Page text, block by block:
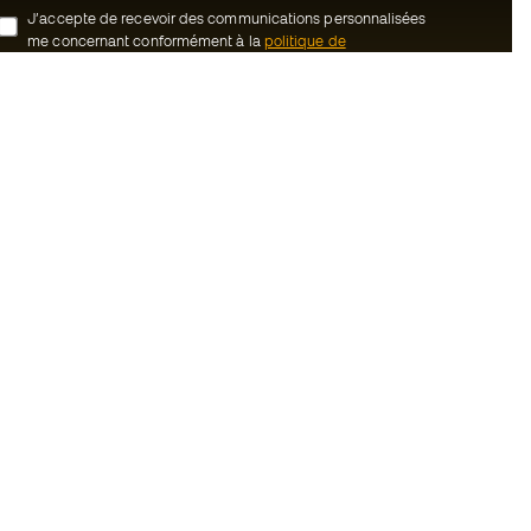
J’accepte de recevoir des communications personnalisées
me concernant conformément à la politique de